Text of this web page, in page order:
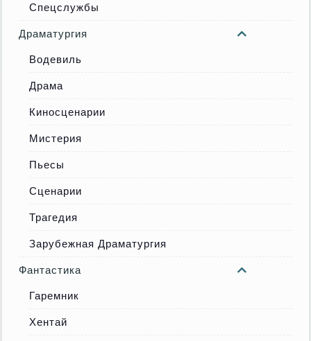
Спецслужбы
Драматургия
Водевиль
Драма
Киносценарии
Мистерия
Пьесы
Сценарии
Трагедия
Зарубежная Драматургия
Фантастика
Гаремник
Хентай